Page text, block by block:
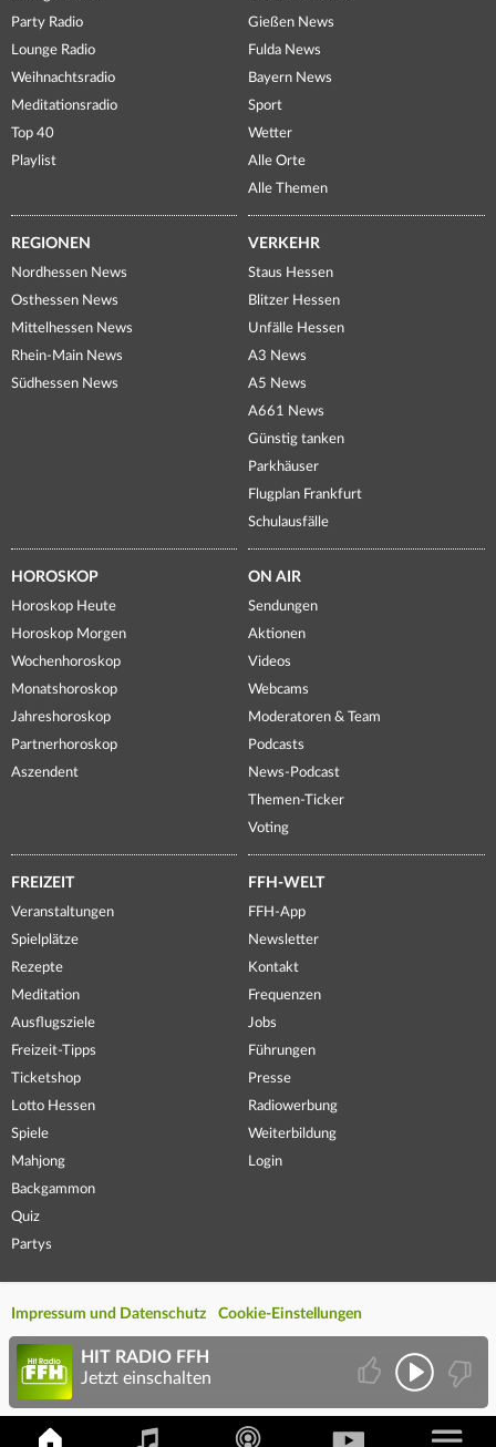
Party Radio
Lounge Radio
Weihnachtsradio
Meditationsradio
Top 40
Playlist
Gießen News
Fulda News
Bayern News
Sport
Wetter
Alle Orte
Alle Themen
REGIONEN
Nordhessen News
Osthessen News
Mittelhessen News
Rhein-Main News
Südhessen News
VERKEHR
Staus Hessen
Blitzer Hessen
Unfälle Hessen
A3 News
A5 News
A661 News
Günstig tanken
Parkhäuser
Flugplan Frankfurt
Schulausfälle
HOROSKOP
Horoskop Heute
Horoskop Morgen
Wochenhoroskop
Monatshoroskop
Jahreshoroskop
Partnerhoroskop
Aszendent
ON AIR
Sendungen
Aktionen
Videos
Webcams
Moderatoren & Team
Podcasts
News-Podcast
Themen-Ticker
Voting
FREIZEIT
Veranstaltungen
Spielplätze
Rezepte
Meditation
Ausflugsziele
Freizeit-Tipps
Ticketshop
Lotto Hessen
Spiele
Mahjong
Backgammon
Quiz
Partys
FFH-WELT
FFH-App
Newsletter
Kontakt
Frequenzen
Jobs
Führungen
Presse
Radiowerbung
Weiterbildung
Login
Impressum und Datenschutz Cookie-Einstellungen
HIT RADIO FFH
Jetzt einschalten